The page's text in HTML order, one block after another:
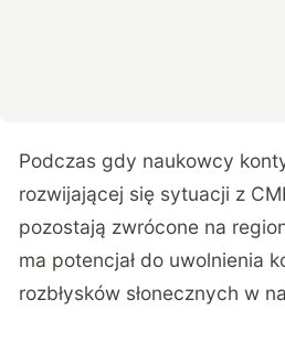
Podczas gdy naukowcy
rozwijającej się sytuacji z
pozostają zwrócone na
ma potencjał do uwolnienia
rozbłysków słonecznych w